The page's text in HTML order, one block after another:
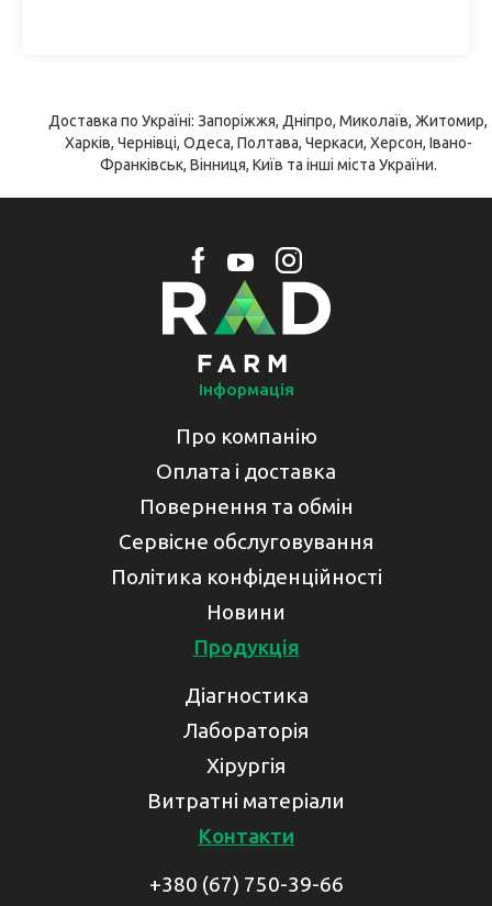
Доставка по Україні: Запоріжжя, Дніпро, Миколаїв, Житомир,
Харків, Чернівці, Одеса, Полтава, Черкаси, Херсон, Івано-
Франківськ, Вінниця, Київ та інші міста України.
Інформація
Про компанію
Оплата і доставка
Повернення та обмін
Сервісне обслуговування
Політика конфіденційності
Новини
Продукція
Діагностика
Лабораторія
Хірургія
Витратні матеріали
Контакти
+380 (67) 750-39-66